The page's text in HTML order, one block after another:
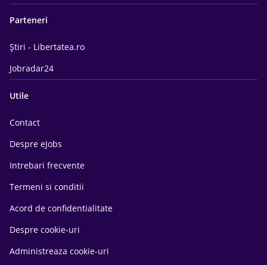
Parteneri
Știri - Libertatea.ro
Jobradar24
Utile
Contact
Despre eJobs
Intrebari frecvente
Termeni si conditii
Acord de confidentialitate
Despre cookie-uri
Administreaza cookie-uri